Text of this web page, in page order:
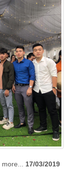
more...
17/03/2019